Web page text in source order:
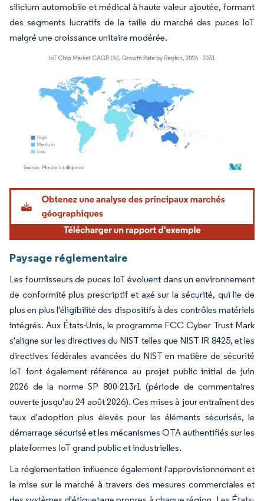
silicium automobile et médical à haute valeur ajoutée, formant
des segments lucratifs de la taille du marché des puces IoT
malgré une croissance unitaire modérée.
Image © Mordor Intelligence. La réutilisation nécessite une attribution sous CC BY
Paysage réglementaire
Les fournisseurs de puces IoT évoluent dans un environnement
de conformité plus prescriptif et axé sur la sécurité, qui lie de
plus en plus l'éligibilité des dispositifs à des contrôles matériels
intégrés. Aux États-Unis, le programme FCC Cyber Trust Mark
s'aligne sur les directives du NIST telles que NIST IR 8425, et les
directives fédérales avancées du NIST en matière de sécurité
IoT font également référence au projet public initial de juin
2026 de la norme SP 800-213r1 (période de commentaires
ouverte jusqu'au 24 août 2026). Ces mises à jour entraînent des
taux d'adoption plus élevés pour les éléments sécurisés, le
démarrage sécurisé et les mécanismes OTA authentifiés sur les
plateformes IoT grand public et industrielles.
La réglementation influence également l'approvisionnement et
la mise sur le marché à travers des mesures commerciales et